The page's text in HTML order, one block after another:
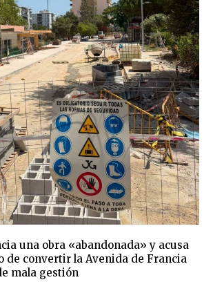
una obra «abandonada» y acusa
de convertir la Avenida de Francia
mala gestión